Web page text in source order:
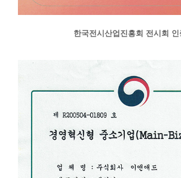
한국전시산업진흥회 전시회 인